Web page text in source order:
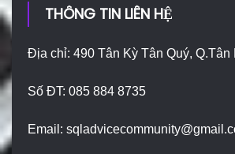
THÔNG TIN LIÊN HỆ
Địa chỉ: 490 Tân Kỳ Tân Quý, Q.Tân
Số ĐT: 085 884 8735
Email: